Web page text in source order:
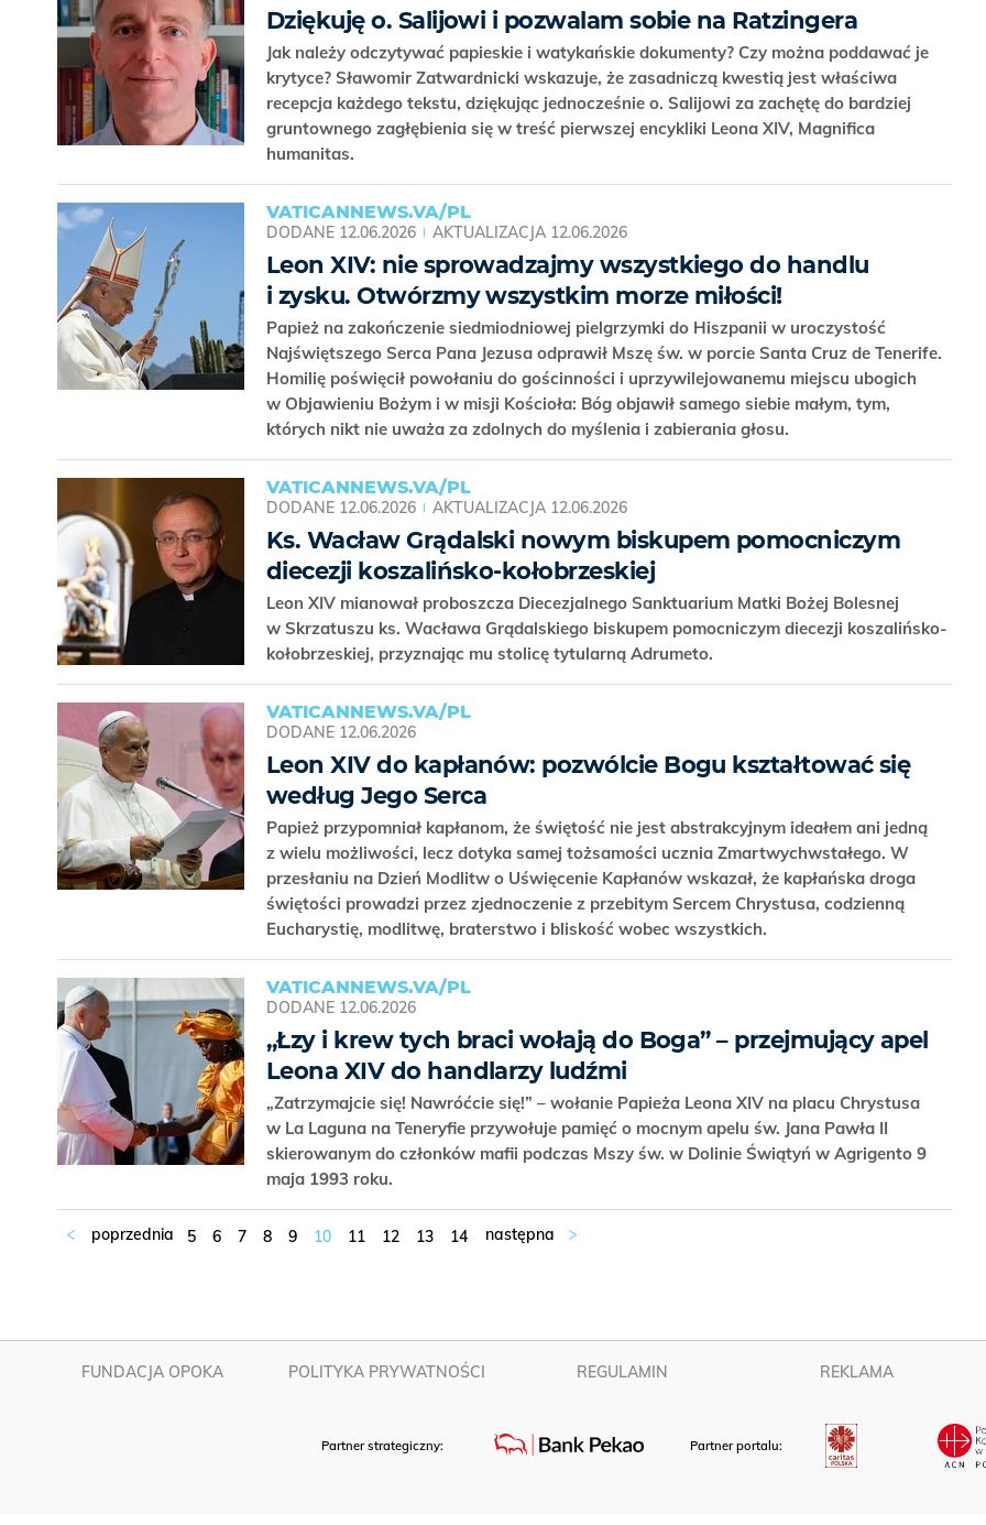
Dziękuję o. Salijowi i pozwalam sobie na Ratzingera
Jak należy odczytywać papieskie i watykańskie dokumenty? Czy można poddawać je
krytyce? Sławomir Zatwardnicki wskazuje, że zasadniczą kwestią jest właściwa
recepcja każdego tekstu, dziękując jednocześnie o. Salijowi za zachętę do bardziej
gruntownego zagłębienia się w treść pierwszej encykliki Leona XIV, Magnifica
humanitas.
VATICANNEWS.VA/PL
DODANE 12.06.2026 AKTUALIZACJA 12.06.2026
Leon XIV: nie sprowadzajmy wszystkiego do handlu
i zysku. Otwórzmy wszystkim morze miłości!
Papież na zakończenie siedmiodniowej pielgrzymki do Hiszpanii w uroczystość
Najświętszego Serca Pana Jezusa odprawił Mszę św. w porcie Santa Cruz de Tenerife.
Homilię poświęcił powołaniu do gościnności i uprzywilejowanemu miejscu ubogich
w Objawieniu Bożym i w misji Kościoła: Bóg objawił samego siebie małym, tym,
których nikt nie uważa za zdolnych do myślenia i zabierania głosu.
VATICANNEWS.VA/PL
DODANE 12.06.2026 AKTUALIZACJA 12.06.2026
Ks. Wacław Grądalski nowym biskupem pomocniczym
diecezji koszalińsko-kołobrzeskiej
Leon XIV mianował proboszcza Diecezjalnego Sanktuarium Matki Bożej Bolesnej
w Skrzatuszu ks. Wacława Grądalskiego biskupem pomocniczym diecezji koszalińsko-
kołobrzeskiej, przyznając mu stolicę tytularną Adrumeto.
VATICANNEWS.VA/PL
DODANE 12.06.2026
Leon XIV do kapłanów: pozwólcie Bogu kształtować się
według Jego Serca
Papież przypomniał kapłanom, że świętość nie jest abstrakcyjnym ideałem ani jedną
z wielu możliwości, lecz dotyka samej tożsamości ucznia Zmartwychwstałego. W
przesłaniu na Dzień Modlitw o Uświęcenie Kapłanów wskazał, że kapłańska droga
świętości prowadzi przez zjednoczenie z przebitym Sercem Chrystusa, codzienną
Eucharystię, modlitwę, braterstwo i bliskość wobec wszystkich.
VATICANNEWS.VA/PL
DODANE 12.06.2026
„Łzy i krew tych braci wołają do Boga” – przejmujący apel
Leona XIV do handlarzy ludźmi
„Zatrzymajcie się! Nawróćcie się!” – wołanie Papieża Leona XIV na placu Chrystusa
w La Laguna na Teneryfie przywołuje pamięć o mocnym apelu św. Jana Pawła II
skierowanym do członków mafii podczas Mszy św. w Dolinie Świątyń w Agrigento 9
maja 1993 roku.
5 6 7 8 9 10 11 12 13 14
FUNDACJA OPOKA POLITYKA PRYWATNOŚCI REGULAMIN REKLAMA
Partner strategiczny: Partner portalu: